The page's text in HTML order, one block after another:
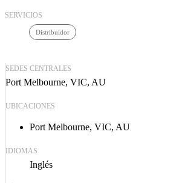
SERVICIOS
Distribuidor
SEDES CENTRALES
Port Melbourne, VIC, AU
UBICACIONES
Port Melbourne, VIC, AU
IDIOMAS
Inglés